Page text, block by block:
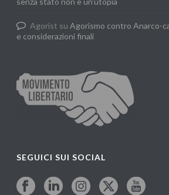
Agorist suAgorismo contro Anarco-
e considerazioni finali
SEGUICI SUI SOCIAL